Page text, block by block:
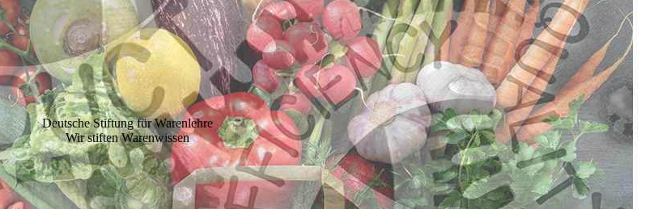
Deutsche Stiftung für Warenlehre
Wir stiften Warenwissen